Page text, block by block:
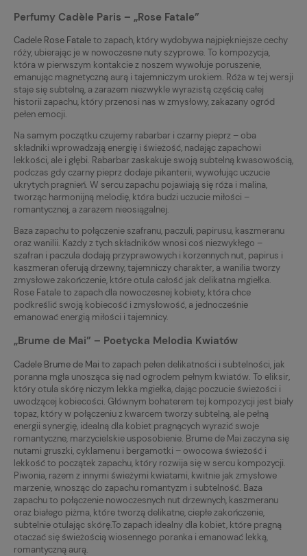
Perfumy Cadèle Paris – „Rose Fatale”
Cadele Rose Fataleto zapach, który wydobywa najpiękniejsze cechy
róży, ubierając je w nowoczesne nuty szyprowe. To kompozycja,
która w pierwszym kontakcie z noszem wywołuje poruszenie,
emanując magnetyczną aurą i tajemniczym urokiem. Róża w tej wersji
staje się subtelną, a zarazem niezwykle wyrazistą częścią całej
historii zapachu, który przenosi nas w zmysłowy, zakazany ogród
pełen emocji.
Na samym początku czujemy rabarbar i czarny pieprz – oba
składniki wprowadzają energię i świeżość, nadając zapachowi
lekkości, ale i głębi. Rabarbar zaskakuje swoją subtelną kwasowością,
podczas gdy czarny pieprz dodaje pikanterii, wywołując uczucie
ukrytych pragnień. W sercu zapachu pojawiają się róża i malina,
tworząc harmonijną melodię, która budzi uczucie miłości –
romantycznej, a zarazem nieosiągalnej.
Baza zapachu to połączenie szafranu, paczuli, papirusu, kaszmeranu
oraz wanilii. Każdy z tych składników wnosi coś niezwykłego –
szafran i paczula dodają przyprawowych i korzennych nut, papirus i
kaszmeran oferują drzewny, tajemniczy charakter, a wanilia tworzy
zmysłowe zakończenie, które otula całość jak delikatna mgiełka.
Rose Fatale to zapach dla nowoczesnej kobiety, która chce
podkreślić swoją kobiecość i zmysłowość, a jednocześnie
emanować energią miłości i tajemnicy.
„Brume de Mai” – Poetycka Melodia Kwiatów
Cadele Brume de Mai to zapach pełen delikatności i subtelności, jak
poranna mgła unosząca się nad ogrodem pełnym kwiatów. To eliksir,
który otula skórę niczym lekka mgiełka, dając poczucie świeżości i
uwodzącej kobiecości. Głównym bohaterem tej kompozycji jest biały
topaz, który w połączeniu z kwarcem tworzy subtelną, ale pełną
energii synergię, idealną dla kobiet pragnących wyrazić swoje
romantyczne, marzycielskie usposobienie. Brume de Mai zaczyna się
nutami gruszki, cyklamenu i bergamotki – owocowa świeżość i
lekkość to początek zapachu, który rozwija się w sercu kompozycji.
Piwonia, razem z innymi świeżymi kwiatami, kwitnie jak zmysłowe
marzenie, wnosząc do zapachu romantyzm i subtelność. Baza
zapachu to połączenie nowoczesnych nut drzewnych, kaszmeranu
oraz białego piżma, które tworzą delikatne, ciepłe zakończenie,
subtelnie otulając skórę.To zapach idealny dla kobiet, które pragną
otaczać się świeżością wiosennego poranka i emanować lekką,
romantyczną aurą.